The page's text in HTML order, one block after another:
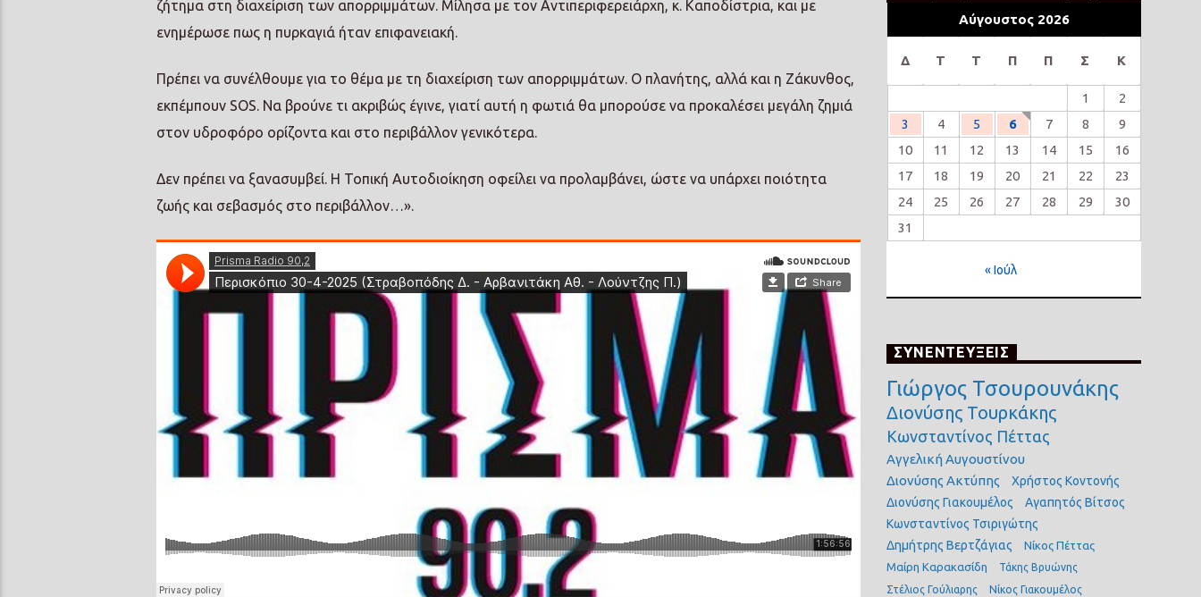
ζήτημα στη διαχείριση των απορριμμάτων. Μίλησα με τον Αντιπεριφερειάρχη, κ. Καποδίστρια, και με
ενημέρωσε πως η πυρκαγιά ήταν επιφανειακή.
Πρέπει να συνέλθουμε για το θέμα με τη διαχείριση των απορριμμάτων. Ο πλανήτης, αλλά και η Ζάκυνθος,
εκπέμπουν SOS. Να βρούνε τι ακριβώς έγινε, γιατί αυτή η φωτιά θα μπορούσε να προκαλέσει μεγάλη ζημιά
στον υδροφόρο ορίζοντα και στο περιβάλλον γενικότερα.
Δεν πρέπει να ξανασυμβεί. Η Τοπική Αυτοδιοίκηση οφείλει να προλαμβάνει, ώστε να υπάρχει ποιότητα
ζωής και σεβασμός στο περιβάλλον…».
Αύγουστος 2026
Δ Τ Τ Π Π Σ Κ
1
2
3
4 5 6 7 8
9
10
11 12 13 14 15
16
17
18 19 20 21 22
23
24
25 26 27 28 29
30
31
« Ιούλ
ΣΥΝΕΝΤΕΥΞΕΙΣ
Γιώργος Τσουρουνάκης
Διονύσης Τουρκάκης
Κωνσταντίνος Πέττας
Αγγελική Αυγουστίνου
Διονύσης Ακτύπης
Χρήστος Κοντονής
Διονύσης Γιακουμέλος
Αγαπητός Βίτσος
Κωνσταντίνος Τσιριγώτης
Δημήτρης Βερτζάγιας
Νίκος Πέττας
Μαίρη Καρακασίδη
Τάκης Βρυώνης
Στέλιος Γούλιαρης
Νίκος Γιακουμέλος